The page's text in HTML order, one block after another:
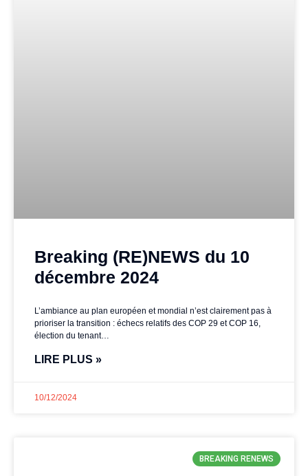
Breaking (RE)NEWS du 10
décembre 2024
L’ambiance au plan européen et mondial n’est clairement pas à
prioriser la transition : échecs relatifs des COP 29 et COP 16,
élection du tenant…
LIRE PLUS »
10/12/2024
BREAKING RENEWS